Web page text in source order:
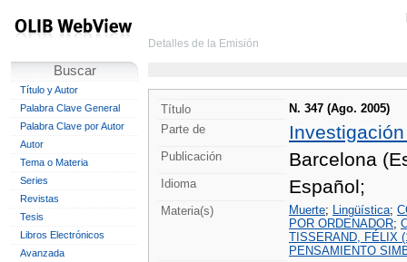
Buscar
Título y Autor
Palabra Clave General
Palabra Clave por Autor
Autor
Tema o Materia
Series
Revistas
Tesis
Libros Electrónicos
Avanzada
Detalles de la Emisión
Título
N. 347 (Ago. 2005)
Parte de
Publicación Barcelona
Idioma Español;
Materia(s) Muerte; Lingüística;
POR ORDENADOR;
TISSERAND, FÉLIX
PENSAMIENTO